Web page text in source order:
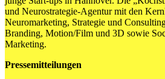
und Neurostrategie-Agentur mit den
Neuromarketing, Strategie und
Branding, Motion/Film und 3D sowie
Marketing.
Pressemitteilungen